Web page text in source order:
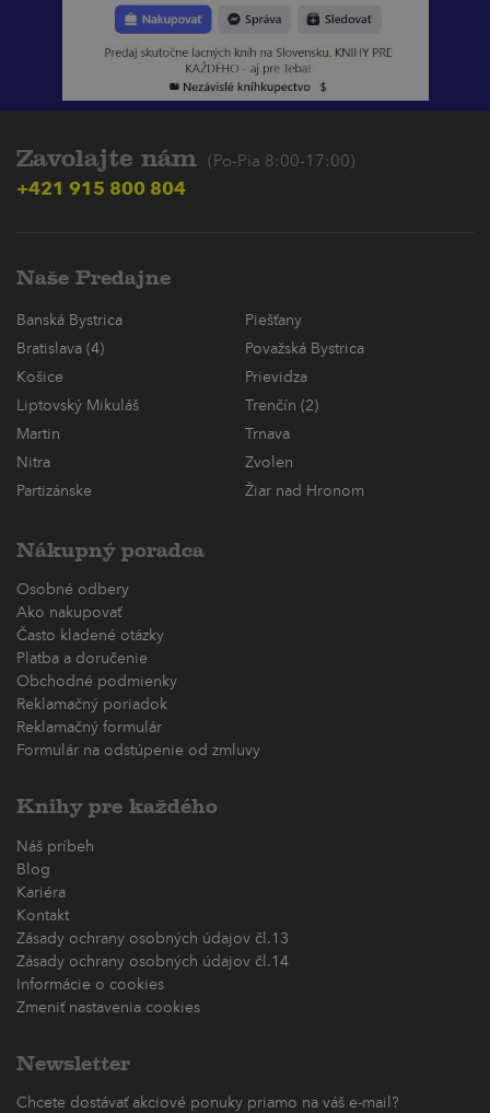
Zavolajte nám (Po-Pia 8:00-17:00)
+421 915 800 804
Naše Predajne
Banská Bystrica
Piešťany
Bratislava (4)
Považská Bystrica
Košice
Prievidza
Liptovský Mikuláš
Trenčín (2)
Martin
Trnava
Nitra
Zvolen
Partizánske
Žiar nad Hronom
Nákupný poradca
Osobné odbery
Ako nakupovať
Často kladené otázky
Platba a doručenie
Obchodné podmienky
Reklamačný poriadok
Reklamačný formulár
Formulár na odstúpenie od zmluvy
Knihy pre každého
Náš príbeh
Blog
Kariéra
Kontakt
Zásady ochrany osobných údajov čl.13
Zásady ochrany osobných údajov čl.14
Informácie o cookies
Zmeniť nastavenia cookies
Newsletter
Chcete dostávať akciové ponuky priamo na váš e-mail?